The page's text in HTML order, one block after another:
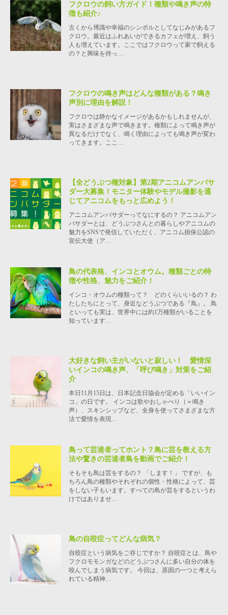
フクロウの飼い方ガイド！種類や鳴き声の特
徴も紹介♪
古くから博識や幸福のシンボルとしてなじみがあるフ
クロウ。最近はふれあいができるカフェが増え、飼う
人も増えています。ここではフクロウって家で飼える
の？と興味を持っ…
フクロウの鳴き声はどんな種類がある？鳴き
声別に理由を解説！
フクロウは静かなイメージがあるかもしれませんが、
実はさまざまな声で鳴きます。種類によって鳴き声が
異なるだけでなく、鳴く理由によっても鳴き声が変わ
ってきます。ここ…
【全どうぶつ種対象】第2期アニコムアンバサ
ダー大募集！モニター体験やモデル撮影を通
じてアニコムをもっと広めよう！
アニコムアンバサダーってなにするの？ アニコムアン
バサダーとは、どうぶつさんとの暮らしやアニコムの
魅力をSNSで発信していただく、アニコム損保公認の
宣伝大使（ア…
鳥の代表格、インコとオウム。種類ごとの特
徴や性格、魅力をご紹介！
インコ・オウムの種類って？ どのくらいいるの？ わ
たしたちにとって、身近などうぶつである『鳥』。 鳥
といっても実は、世界中には約1万種類がいることを
知っています…
大好きな飼い主がいないと寂しい！ 愛情深
いインコの鳴き声、「呼び鳴き」対策をご紹
介
本日11月15日は、日本記念日協会が定める「いいイン
コ」の日です。 インコは歌やおしゃべり（＝鳴き
声）、スキンシップなど、全身を使ってさまざまな方
法で愛情を表現…
鳥って芸達者ってホント？鳥に芸を教える方
法や驚きの芸達者鳥を動画でご紹介！
そもそも鳥は芸をするの？ 「します！」 ですが、も
ちろん鳥の種類やそれぞれの個性・性格によって、芸
をしない子もいます。すべての鳥が芸をするというわ
けではありませ…
鳥の自咬症ってどんな病気？
自咬症という病気をご存じですか？ 自咬症とは、鳥や
フクロモモンガなどのどうぶつさんに多い自分の体を
咬んでしまう病気です。 今回は、原因の一つと考えら
れている精神…